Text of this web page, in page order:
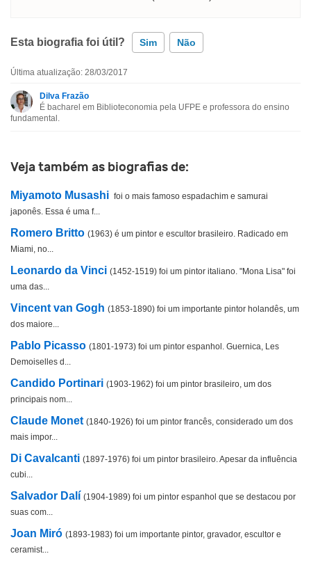
Esta biografia foi útil? Sim Não
Esta biografia não tem a informação que procuro
Última atualização: 28/03/2017
Dilva Frazão
É bacharel em Biblioteconomia pela UFPE e professora do ensino
fundamental.
Veja também as biografias de:
Miyamoto Musashi foi o mais famoso espadachim e samurai
japonês. Essa é uma f...
Romero Britto (1963) é um pintor e escultor brasileiro. Radicado em
Miami, no...
Leonardo da Vinci (1452-1519) foi um pintor italiano. "Mona Lisa" foi
uma das...
Vincent van Gogh (1853-1890) foi um importante pintor holandês, um
dos maiore...
Pablo Picasso (1801-1973) foi um pintor espanhol. Guernica, Les
Demoiselles d...
Candido Portinari (1903-1962) foi um pintor brasileiro, um dos
principais nom...
Claude Monet (1840-1926) foi um pintor francês, considerado um dos
mais impor...
Di Cavalcanti (1897-1976) foi um pintor brasileiro. Apesar da influência
cubi...
Salvador Dalí (1904-1989) foi um pintor espanhol que se destacou por
suas com...
Joan Miró (1893-1983) foi um importante pintor, gravador, escultor e
ceramist...